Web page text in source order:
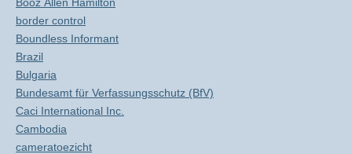
border control
Boundless Informant
Brazil
Bulgaria
Bundesamt für Verfassungsschutz (BfV)
Caci International Inc.
Cambodia
cameratoezicht